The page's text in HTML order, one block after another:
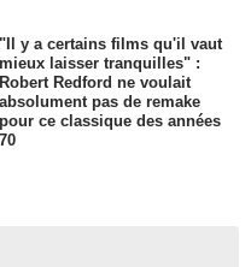
"Il y a certains films qu'il vaut
mieux laisser tranquilles" :
Robert Redford ne voulait
absolument pas de remake
pour ce classique des années
70